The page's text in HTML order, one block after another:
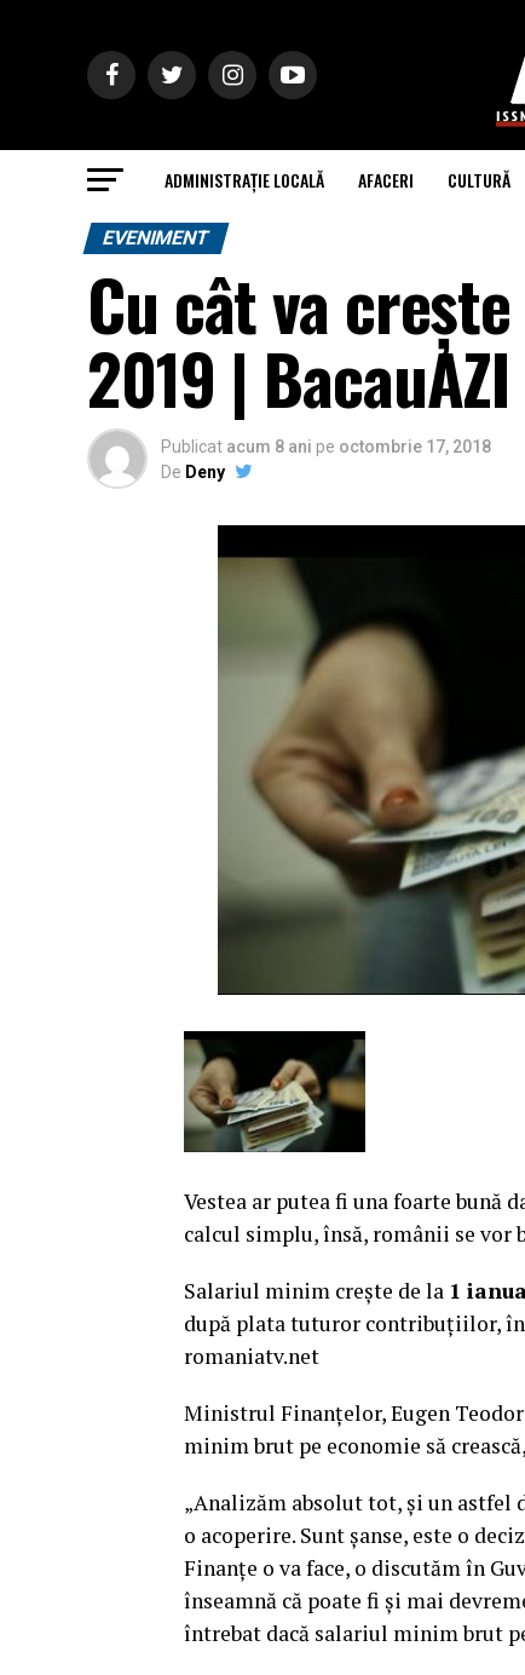
ADMINISTRAȚIE LOCALĂ AFACERI CULTURĂ
EVENIMENT
Cu cât va
2019 | BacauAZI
Publicat acum 8 ani pe octombrie 17, 2018
De Deny
Vestea ar putea fi una foarte bună
calcul simplu, însă, românii se vor
Salariul minim creşte de la 1
după plata tuturor contribuţiilor,
romaniatv.net
Ministrul Finanţelor, Eugen
minim brut pe economie să
„Analizăm absolut tot, şi un astfel
o acoperire. Sunt şanse, este o
Finanţe o va face, o discutăm în
înseamnă că poate fi şi mai
întrebat dacă salariul minim brut